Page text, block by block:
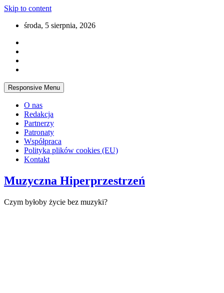
Skip to content
środa, 5 sierpnia, 2026
Responsive Menu
O nas
Redakcja
Partnerzy
Patronaty
Współpraca
Polityka plików cookies (EU)
Kontakt
Muzyczna Hiperprzestrzeń
Czym byłoby życie bez muzyki?